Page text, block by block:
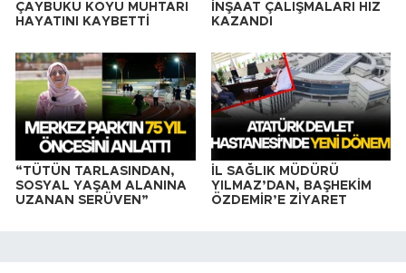
ÇAYBÜKÜ KÖYÜ MUHTARI
HAYATINI KAYBETTİ
İNŞAAT ÇALIŞMALARI HIZ
KAZANDI
“TÜTÜN TARLASINDAN,
SOSYAL YAŞAM ALANINA
UZANAN SERÜVEN”
İL SAĞLIK MÜDÜRÜ
YILMAZ’DAN, BAŞHEKİM
ÖZDEMİR’E ZİYARET